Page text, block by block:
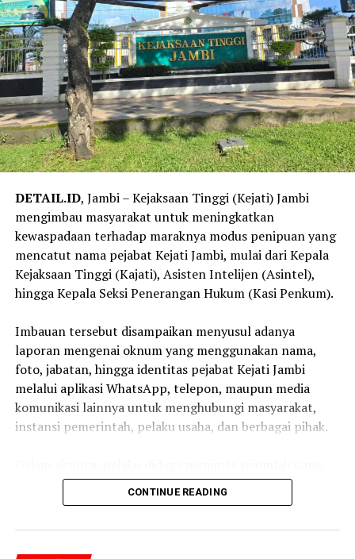
DETAIL.ID, Jambi – Kejaksaan Tinggi (Kejati) Jambi
mengimbau masyarakat untuk meningkatkan
kewaspadaan terhadap maraknya modus penipuan yang
mencatut nama pejabat Kejati Jambi, mulai dari Kepala
Kejaksaan Tinggi (Kajati), Asisten Intelijen (Asintel),
hingga Kepala Seksi Penerangan Hukum (Kasi Penkum).
‎Imbauan tersebut disampaikan menyusul adanya
laporan mengenai oknum yang menggunakan nama,
foto, jabatan, hingga identitas pejabat Kejati Jambi
melalui aplikasi WhatsApp, telepon, maupun media
komunikasi lainnya untuk menghubungi masyarakat,
instansi pemerintah, pelaku usaha, dan berbagai pihak.
bantuan, transfer dana, maupun kepentingan pribadi
lainnya dengan mengatasnamakan pejabat Kejaksaan.
CONTINUE READING